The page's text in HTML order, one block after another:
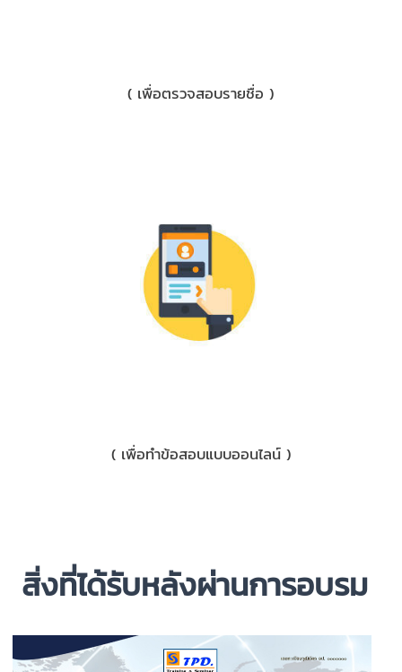
( เพื่อตรวจสอบรายชื่อ )
( เพื่อทำข้อสอบแบบออนไลน์ )
สิ่งที่ได้รับหลังผ่านการอบรม